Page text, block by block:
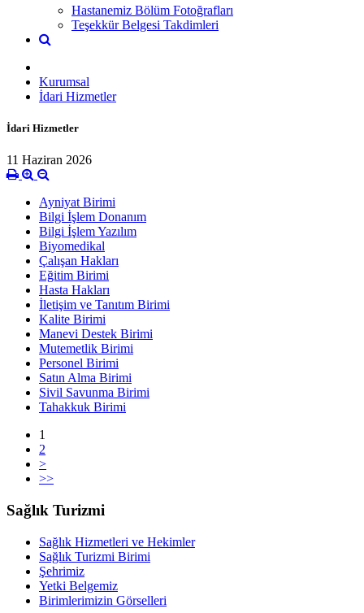
Hastanemiz Bölüm Fotoğrafları
Teşekkür Belgesi Takdimleri
Kurumsal
İdari Hizmetler
İdari Hizmetler
11 Haziran 2026
Ayniyat Birimi
Bilgi İşlem Donanım
Bilgi İşlem Yazılım
Biyomedikal
Çalışan Hakları
Eğitim Birimi
Hasta Hakları
İletişim ve Tanıtım Birimi
Kalite Birimi
Manevi Destek Birimi
Mutemetlik Birimi
Personel Birimi
Satın Alma Birimi
Sivil Savunma Birimi
Tahakkuk Birimi
1
2
>
>>
Sağlık Turizmi
Sağlık Hizmetleri ve Hekimler
Sağlık Turizmi Birimi
Şehrimiz
Yetki Belgemiz
Birimlerimizin Görselleri